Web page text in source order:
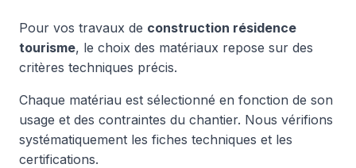
Pour vos travaux de construction résidence
tourisme, le choix des matériaux repose sur des
critères techniques précis.
Chaque matériau est sélectionné en fonction de son
usage et des contraintes du chantier. Nous vérifions
systématiquement les fiches techniques et les
certifications.